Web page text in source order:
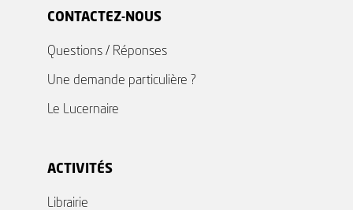
CONTACTEZ-NOUS
Questions / Réponses
Une demande particulière ?
Le Lucernaire
ACTIVITÉS
Librairie